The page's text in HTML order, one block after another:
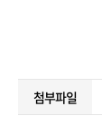
첨부파일